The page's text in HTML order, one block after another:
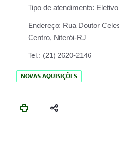
Tipo de atendimento: Eletivo.
Endereço: Rua Doutor
Centro, Niterói-RJ
Tel.: (21) 2620-2146
NOVAS AQUISIÇÕES